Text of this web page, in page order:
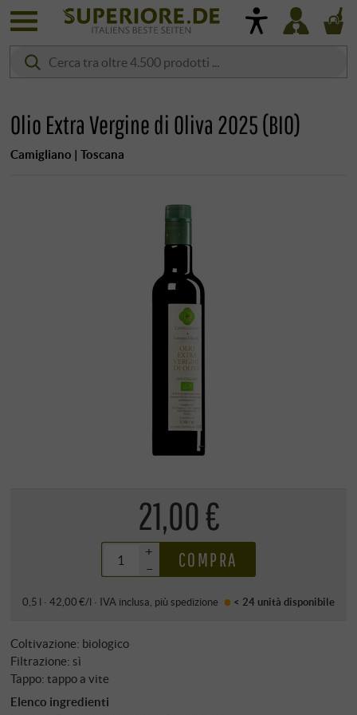
Olio Extra Vergine di Oliva 2025 (BIO)
Camigliano | Toscana
21,00 €
+
–
COMPRA
0,5 l · 42,00 €/l · IVA inclusa , più spedizione < 24 unità disponibile
Coltivazione: biologico
Filtrazione: sì
Tappo: tappo a vite
Elenco ingredienti